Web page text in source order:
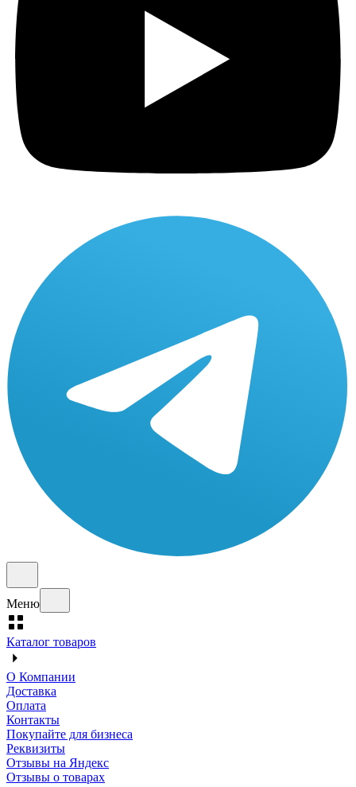
Меню
Каталог товаров
О Компании
Доставка
Оплата
Контакты
Покупайте для бизнеса
Реквизиты
Отзывы на Яндекс
Отзывы о товарах